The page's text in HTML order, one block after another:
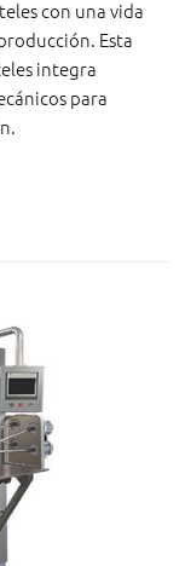
con una vida
Esta
integra
para